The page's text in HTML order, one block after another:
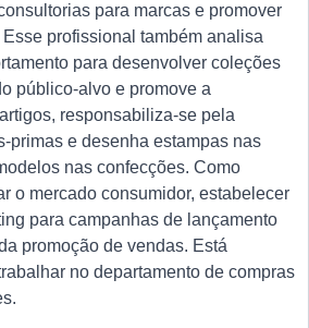
para marcas e promover
profissional também analisa
para desenvolver coleções
público-alvo e promove a
responsabiliza-se pela
primas e desenha estampas nas
nas confecções. Como
o mercado consumidor, estabelecer
para campanhas de lançamento
promoção de vendas. Está
no departamento de compras